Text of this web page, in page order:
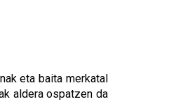
eta baita merkatal
aldera ospatzen da